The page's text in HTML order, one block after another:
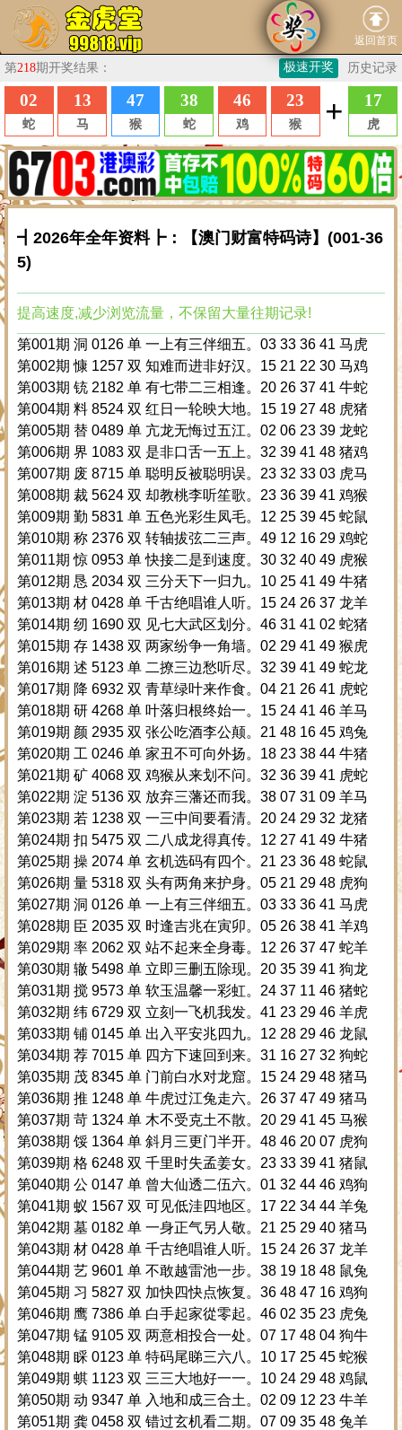
返回首页
┫2026年全年资料┣：【澳门财富特码诗】(001-36
5)
提高速度,减少浏览流量，不保留大量往期记录!
第001期 洞 0126 单 一上有三伴细五。03 33 36 41 马虎
第002期 慷 1257 双 知难而进非好汉。15 21 22 30 马鸡
第003期 铳 2182 单 有七带二三相逢。20 26 37 41 牛蛇
第004期 料 8524 双 红日一轮映大地。15 19 27 48 虎猪
第005期 替 0489 单 亢龙无悔过五江。02 06 23 39 龙蛇
第006期 界 1083 双 是非口舌一五上。32 39 41 48 猪鸡
第007期 废 8715 单 聪明反被聪明误。23 32 33 03 虎马
第008期 裁 5624 双 却教桃李听笙歌。23 36 39 41 鸡猴
第009期 勤 5831 单 五色光彩生凤毛。12 25 39 45 蛇鼠
第010期 称 2376 双 转轴拔弦二三声。49 12 16 29 鸡蛇
第011期 惊 0953 单 快接二是到速度。30 32 40 49 虎猴
第012期 恳 2034 双 三分天下一归九。10 25 41 49 牛猪
第013期 材 0428 单 千古绝唱谁人听。15 24 26 37 龙羊
第014期 纫 1690 双 见七大武区划分。46 31 41 02 蛇猪
第015期 存 1438 双 两家纷争一角墙。02 29 41 49 猴虎
第016期 述 5123 单 二撩三边愁听尽。32 39 41 49 蛇龙
第017期 降 6932 双 青草绿叶来作食。04 21 26 41 虎蛇
第018期 研 4268 单 叶落归根终始一。15 24 41 46 羊马
第019期 颜 2935 双 张公吃酒李公颠。21 48 16 45 鸡兔
第020期 工 0246 单 家丑不可向外扬。18 23 38 44 牛猪
第021期 矿 4068 双 鸡猴从来划不问。32 36 39 41 虎蛇
第022期 淀 5136 双 放弃三藩还而我。38 07 31 09 羊马
第023期 若 1238 双 一三中间要看清。20 24 29 32 龙猪
第024期 扣 5475 双 二八成龙得真传。12 27 41 49 牛猪
第025期 操 2074 单 玄机选码有四个。21 23 36 48 蛇鼠
第026期 量 5318 双 头有两角来护身。05 21 29 48 虎狗
第027期 洞 0126 单 一上有三伴细五。03 33 36 41 马虎
第028期 臣 2035 双 时逢吉兆在寅卯。05 26 38 41 羊鸡
第029期 率 2062 双 站不起来全身毒。12 26 37 47 蛇羊
第030期 辙 5498 单 立即三删五除现。20 35 39 41 狗龙
第031期 搅 9573 单 软玉温馨一彩虹。24 37 11 46 猪蛇
第032期 纬 6729 双 立刻一飞机我发。41 23 29 46 羊虎
第033期 铺 0145 单 出入平安兆四九。12 28 29 46 龙鼠
第034期 荐 7015 单 四方下速回到来。31 16 27 32 狗蛇
第035期 茂 8345 单 门前白水对龙窟。15 24 29 48 猪马
第036期 推 1248 单 牛虎过江兔走六。26 37 47 49 猪马
第037期 苛 1324 单 木不受克土不散。20 29 41 45 马猴
第038期 馁 1364 单 斜月三更门半开。48 46 20 07 虎狗
第039期 格 6248 双 千里时失孟姜女。23 33 39 41 猪鼠
第040期 公 0147 单 曾大仙透二伍六。01 32 44 46 鸡狗
第041期 蚁 1567 双 可见低洼四地区。17 22 34 44 羊兔
第042期 墓 0182 单 一身正气另人敬。21 25 29 40 猪马
第043期 材 0428 单 千古绝唱谁人听。15 24 26 37 龙羊
第044期 艺 9601 单 不敢越雷池一步。38 19 18 48 鼠兔
第045期 习 5827 双 加快四快点恢复。36 48 47 16 鸡狗
第046期 鹰 7386 单 白手起家從零起。46 02 35 23 虎兔
第047期 锰 9105 双 两意相投合一处。07 17 48 04 狗牛
第048期 睬 0123 单 特码尾睇三六八。10 17 25 45 蛇猴
第049期 蜞 1123 双 三三大地好一一。10 24 29 48 鸡鼠
第050期 动 9347 单 入地和成三合土。02 09 12 23 牛羊
第051期 龚 0458 双 错过玄机看二期。07 09 35 48 兔羊